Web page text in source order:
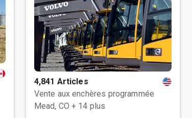
4,841 Articles
Vente aux enchères programmée
Mead, CO + 14 plus